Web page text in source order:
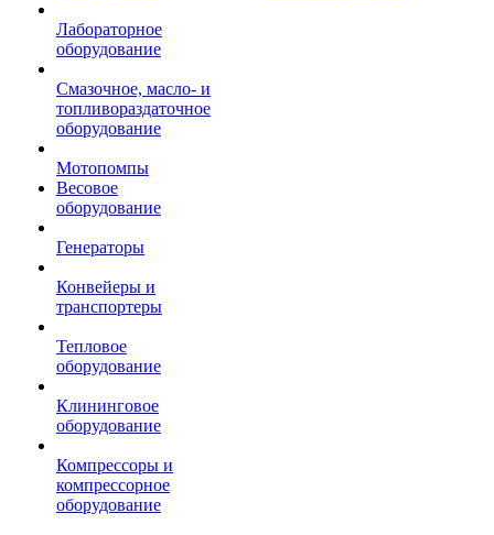
Лабораторное
оборудование
Смазочное, масло- и
топливораздаточное
оборудование
Мотопомпы
Весовое
оборудование
Генераторы
Конвейеры и
транспортеры
Тепловое
оборудование
Клининговое
оборудование
Компрессоры и
компрессорное
оборудование